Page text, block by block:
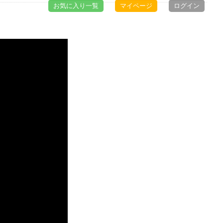
お気に入り一覧 マイページ ログイン